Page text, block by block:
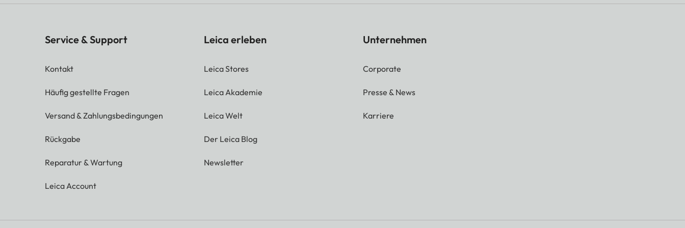
Service & Support
Kontakt
Häufig gestellte Fragen
Versand & Zahlungsbedingungen
Rückgabe
Reparatur & Wartung
Leica Account
Leica erleben
Leica Stores
Leica Akademie
Leica Welt
Der Leica Blog
Newsletter
Unternehmen
Corporate
Presse & News
Karriere